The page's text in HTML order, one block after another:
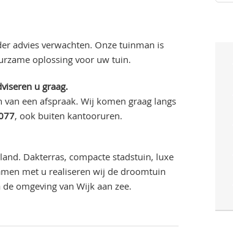
advies verwachten. Onze tuinman is
oplossing voor uw tuin.
u graag.
een afspraak. Wij komen graag langs
, ook buiten kantooruren.
Dakterras, compacte stadstuin, luxe
met u realiseren wij de droomtuin
omgeving van Wijk aan zee.